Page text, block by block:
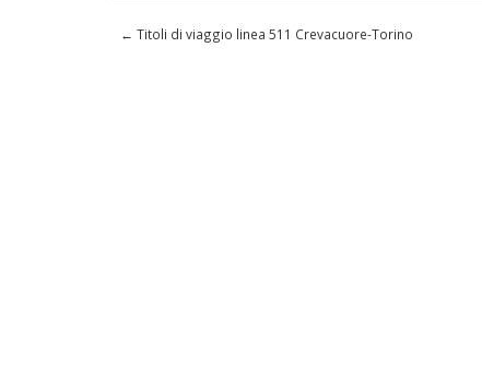
← Titoli di viaggio linea 511 Crevacuore-Torino